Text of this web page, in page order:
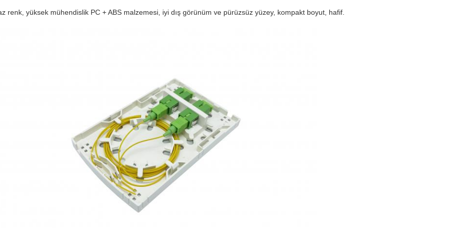
renk, yüksek mühendislik PC + ABS malzemesi, iyi dış görünüm ve pürüzsüz yüzey, kompakt boyut, hafif.